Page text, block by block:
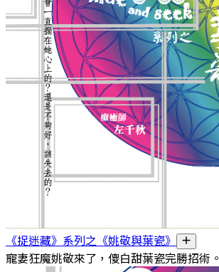
《捉迷藏》系列之《姚敬與葉瓷》
寵妻狂魔姚敬來了，傻白甜葉瓷完勝招術。